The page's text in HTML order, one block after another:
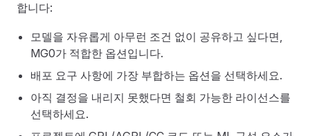
합니다:
모델을 자유롭게 아무런 조건 없이 공유하고 싶다면,
MG0가 적합한 옵션입니다.
배포 요구 사항에 가장 부합하는 옵션을 선택하세요.
아직 결정을 내리지 못했다면 철회 가능한 라이선스를
선택하세요.